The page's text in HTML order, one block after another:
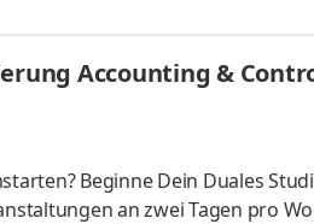
Das Unternehmen unterstützt
Lohnabrechnung,
Qualitätsstandards stehen dabei
Accounting &
Beginne Dein Duales
an zwei Tagen pro